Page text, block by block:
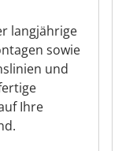
langjährige
sowie
und
Ihre